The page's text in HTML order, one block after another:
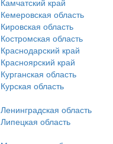
Камчатский край
Кемеровская область
Кировская область
Костромская область
Краснодарский край
Красноярский край
Курганская область
Курская область
Ленинградская область
Липецкая область